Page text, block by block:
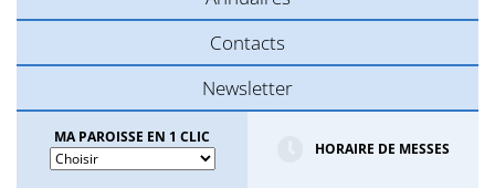
Contacts
Newsletter
MA PAROISSE EN 1 CLIC
HORAIRE DE MESSES